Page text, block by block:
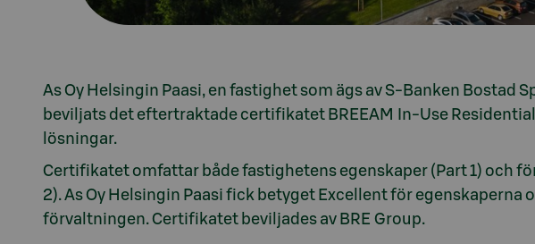
As Oy Helsingin Paasi, en fastighet som ägs av S-Banken Bostad
beviljats det eftertraktade certifikatet BREEAM In-Use
lösningar.
Certifikatet omfattar både fastighetens egenskaper (Part 1) och
2). As Oy Helsingin Paasi fick betyget Excellent för egenskaperna
förvaltningen. Certifikatet beviljades av BRE Group.